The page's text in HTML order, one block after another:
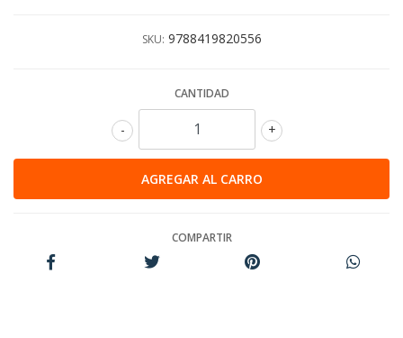
SKU: 9788419820556
CANTIDAD
+
-
COMPARTIR